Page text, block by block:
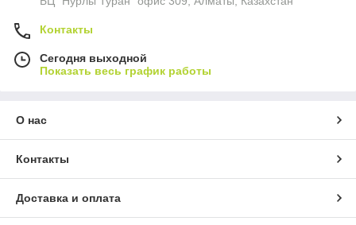
Контакты
Сегодня выходной
Показать весь график работы
О нас
Контакты
Доставка и оплата